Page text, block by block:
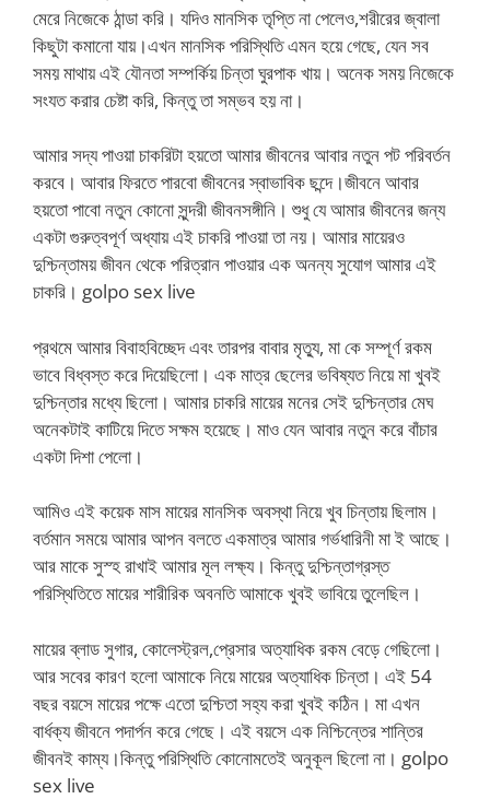
মেরে নিজেকে ঠান্ডা করি। যদিও মানসিক তৃপ্তি না পেলেও,শরীরের জ্বালা
কিছুটা কমানো যায়।এখন মানসিক পরিস্থিতি এমন হয়ে গেছে, যেন সব
সময় মাথায় এই যৌনতা সম্পর্কিয় চিন্তা ঘুরপাক খায়। অনেক সময় নিজেকে
সংযত করার চেষ্টা করি, কিন্তু তা সম্ভব হয় না।
আমার সদ্য পাওয়া চাকরিটা হয়তো আমার জীবনের আবার নতুন পট পরিবর্তন
করবে। আবার ফিরতে পারবো জীবনের স্বাভাবিক ছন্দে।জীবনে আবার
হয়তো পাবো নতুন কোনো সুন্দরী জীবনসঙ্গীনি। শুধু যে আমার জীবনের জন্য
একটা গুরুত্বপূর্ণ অধ্যায় এই চাকরি পাওয়া তা নয়। আমার মায়েরও
দুশ্চিন্তাময় জীবন থেকে পরিত্রান পাওয়ার এক অনন্য সুযোগ আমার এই
চাকরি। golpo sex live
প্রথমে আমার বিবাহবিচ্ছেদ এবং তারপর বাবার মৃত্যু, মা কে সম্পূর্ণ রকম
ভাবে বিধ্বস্ত করে দিয়েছিলো। এক মাত্র ছেলের ভবিষ্যত নিয়ে মা খুবই
দুশ্চিন্তার মধ্যে ছিলো। আমার চাকরি মায়ের মনের সেই দুশ্চিন্তার মেঘ
অনেকটাই কাটিয়ে দিতে সক্ষম হয়েছে। মাও যেন আবার নতুন করে বাঁচার
একটা দিশা পেলো।
আমিও এই কয়েক মাস মায়ের মানসিক অবস্থা নিয়ে খুব চিন্তায় ছিলাম।
বর্তমান সময়ে আমার আপন বলতে একমাত্র আমার গর্ভধারিনী মা ই আছে।
আর মাকে সুস্হ রাখাই আমার মূল লক্ষ্য। কিন্তু দুশ্চিন্তাগ্রস্ত
পরিস্থিতিতে মায়ের শারীরিক অবনতি আমাকে খুবই ভাবিয়ে তুলেছিল।
মায়ের ব্লাড সুগার, কোলেস্ট্রল,প্রেসার অত্যাধিক রকম বেড়ে গেছিলো।
আর সবের কারণ হলো আমাকে নিয়ে মায়ের অত্যাধিক চিন্তা। এই 54
বছর বয়সে মায়ের পক্ষে এতো দুশ্চিতা সহ্য করা খুবই কঠিন। মা এখন
বার্ধক্য জীবনে পদার্পন করে গেছে। এই বয়সে এক নিশ্চিন্তের শান্তির
জীবনই কাম্য।কিন্তু পরিস্থিতি কোনোমতেই অনুকূল ছিলো না। golpo
sex live